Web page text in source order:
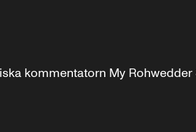
kommentatorn My